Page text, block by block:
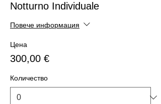
Notturno Individuale
Повече информация
Цена
300,00 €
Количество